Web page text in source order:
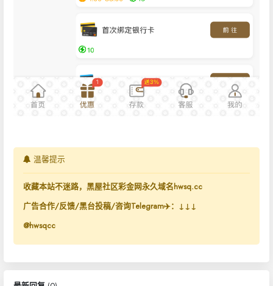
温馨提示
收藏本站不迷路，黑屋社区彩金网永久域名hwsq.cc
广告合作/反馈/黑台投稿/咨询Telegram✈️：↓↓↓
@hwsqcc